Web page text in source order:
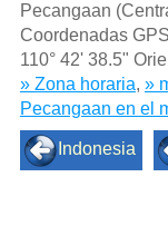
Pecangaan
Coordenadas
110° 42' 38.5"
» Zona horaria, »
Pecangaan en el
Indonesia